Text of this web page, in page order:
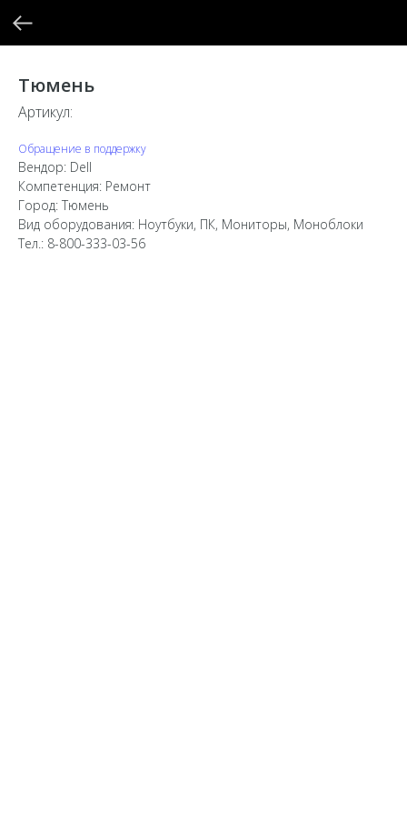
Тюмень
Артикул:
Обращение в поддержку
Вендор: Dell
Компетенция: Ремонт
Город: Тюмень
Вид оборудования: Ноутбуки, ПК, Мониторы, Моноблоки
Тел.: 8-800-333-03-56